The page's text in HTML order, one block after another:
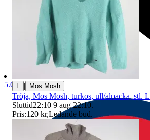
5.0 | Mos Mosh
Tröja, Mos Mosh, turkos, ull/alpacka, stl. L
Sluttid22:10 9 aug 22:10.
Pris:120 kr,Ledande bud.